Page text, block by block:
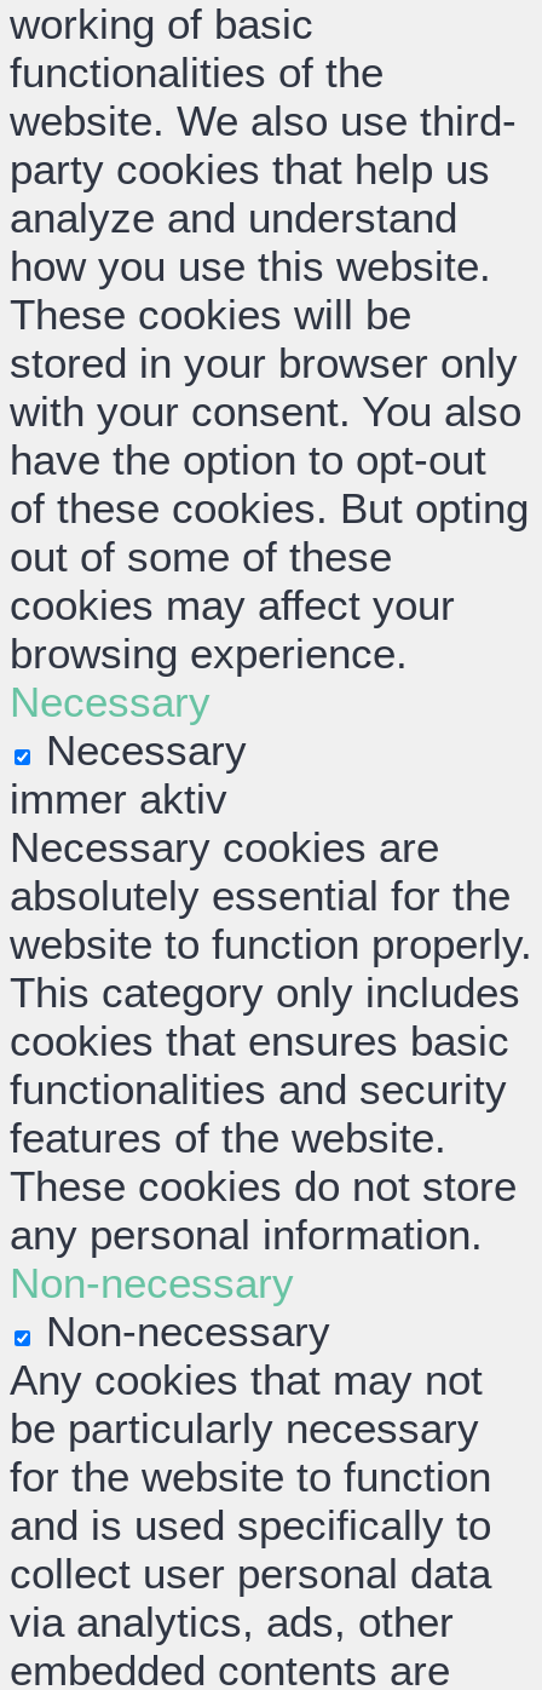
working of basic
functionalities of the
website. We also use third-
party cookies that help us
analyze and understand
how you use this website.
These cookies will be
stored in your browser only
with your consent. You also
have the option to opt-out
of these cookies. But opting
out of some of these
cookies may affect your
browsing experience.
Necessary
Necessary
immer aktiv
Necessary cookies are
absolutely essential for the
website to function properly.
This category only includes
cookies that ensures basic
functionalities and security
features of the website.
These cookies do not store
any personal information.
Non-necessary
Non-necessary
Any cookies that may not
be particularly necessary
for the website to function
and is used specifically to
collect user personal data
via analytics, ads, other
embedded contents are